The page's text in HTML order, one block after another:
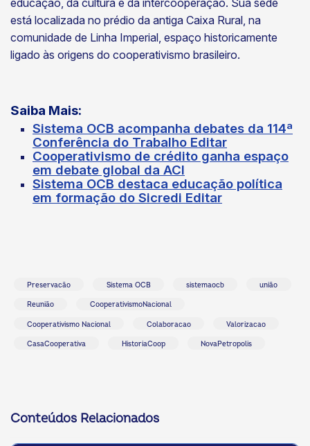
está localizada no prédio da antiga Caixa Rural, na
comunidade de Linha Imperial, espaço historicamente
ligado às origens do cooperativismo brasileiro.
Saiba Mais:
Sistema OCB acompanha debates da 114ª
Conferência do Trabalho Editar
Cooperativismo de crédito ganha espaço
em debate global da ACI
Sistema OCB destaca educação política
em formação do Sicredi Editar
Preservacão Sistema OCB sistemaocb união
Reunião CooperativismoNacional
Cooperativismo Nacional Colaboracao Valorizacao
CasaCooperativa HistoriaCoop NovaPetropolis
Conteúdos Relacionados